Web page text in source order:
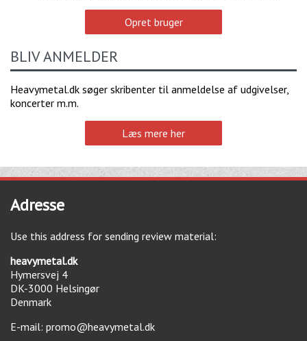
Opret bruger
BLIV ANMELDER
Heavymetal.dk søger skribenter til anmeldelse af udgivelser,
koncerter m.m.
Læs mere her
Adresse
Use this address for sending review material:
heavymetal.dk
Hymersvej 4
DK-3000 Helsingør
Denmark
E-mail: promo@heavymetal.dk